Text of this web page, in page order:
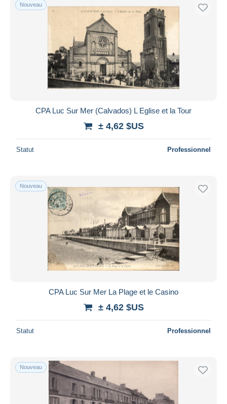
Nouveau
CPA Luc Sur Mer (Calvados) L Eglise et la Tour
± 4,62 $US
Statut Professionnel
Nouveau
CPA Luc Sur Mer La Plage et le Casino
± 4,62 $US
Statut Professionnel
Nouveau